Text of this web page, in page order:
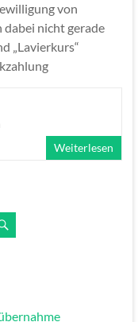
von
dabei nicht gerade
„Lavierkurs“
Weiterlesen